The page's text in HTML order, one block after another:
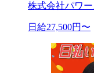
株式会社パワー
日給27,500円〜